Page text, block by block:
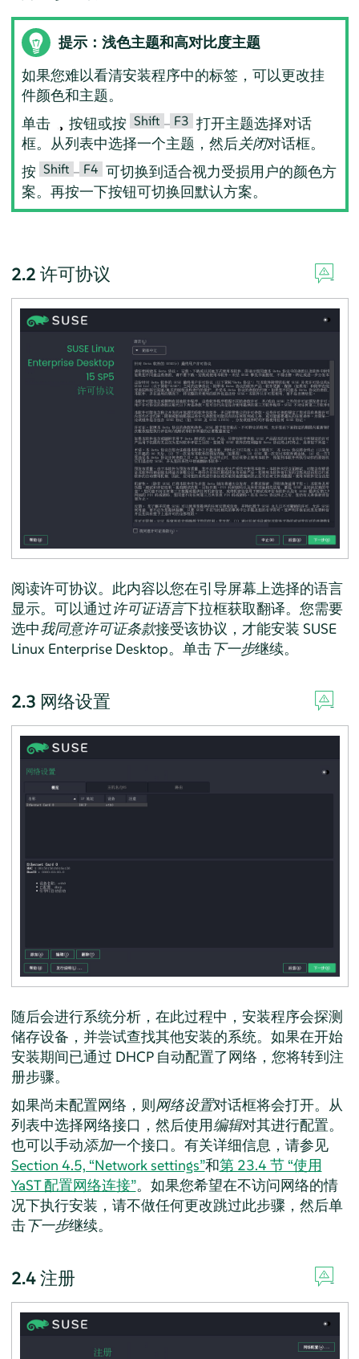
提示：浅色主题和高对比度主题
如果您难以看清安装程序中的标签，可以更改挂
件颜色和主题。
单击
按钮或按 Shift – F3 打开主题选择对话
框。从列表中选择一个主题，然后关闭对话框。
按 Shift – F4 可切换到适合视力受损用户的颜色方
案。再按一下按钮可切换回默认方案。
2.2 许可协议
阅读许可协议。此内容以您在引导屏幕上选择的语言
显示。可以通过许可证语言下拉框获取翻译。您需要
选中我同意许可证条款接受该协议，才能安装 SUSE
Linux Enterprise Desktop。单击下一步继续。
2.3 网络设置
随后会进行系统分析，在此过程中，安装程序会探测
储存设备，并尝试查找其他安装的系统。如果在开始
安装期间已通过 DHCP 自动配置了网络，您将转到注
册步骤。
如果尚未配置网络，则网络设置对话框将会打开。从
列表中选择网络接口，然后使用编辑对其进行配置。
也可以手动添加一个接口。有关详细信息，请参见
Section 4.5, “Network settings”和第 23.4 节 “使用
YaST 配置网络连接”。如果您希望在不访问网络的情
况下执行安装，请不做任何更改跳过此步骤，然后单
击下一步继续。
2.4注册